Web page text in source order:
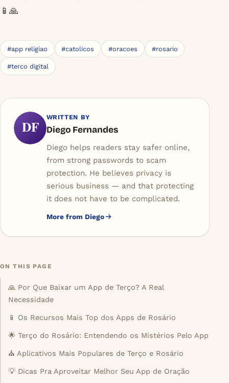
📱🙏
#app religiao #catolicos #oracoes #rosario
#terco digital
DF
WRITTEN BY
Diego Fernandes
Diego helps readers stay safer online,
from strong passwords to scam
protection. He believes privacy is
serious business — and that protecting
it does not have to be complicated.
More from Diego
ON THIS PAGE
🙏 Por Que Baixar um App de Terço? A Real
Necessidade
📱 Os Recursos Mais Top dos Apps de Rosário
🌟 Terço do Rosário: Entendendo os Mistérios Pelo App
⛪ Aplicativos Mais Populares de Terço e Rosário
💡 Dicas Pra Aproveitar Melhor Seu App de Oração